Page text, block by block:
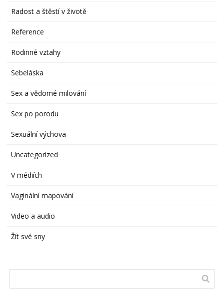
Radost a štěstí v životě
Reference
Rodinné vztahy
Sebeláska
Sex a vědomé milování
Sex po porodu
Sexuální výchova
Uncategorized
V médiích
Vaginální mapování
Video a audio
Žít své sny